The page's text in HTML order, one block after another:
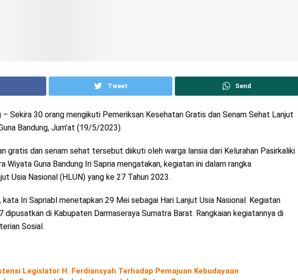
Tweet Send
– Sekira 30 orang mengikuti Pemeriksan Kesehatan Gratis dan Senam Sehat Lanjut
Bandung, Jum’at (19/5/2023).
gratis dan senam sehat tersebut diikuti oleh warga lansia dari Kelurahan Pasirkaliki
Wiyata Guna Bandung Iri Sapria mengatakan, kegiatan ini dalam rangka
Usia Nasional (HLUN) yang ke 27 Tahun 2023.
kata Iri Sapriabl menetapkan 29 Mei sebagai Hari Lanjut Usia Nasional. Kegiatan
dipusatkan di Kabupaten Darmaseraya Sumatra Barat. Rangkaian kegiatannya di
Sosial.
Legislator H. Ferdiansyah Terhadap Pemajuan Kebudayaan